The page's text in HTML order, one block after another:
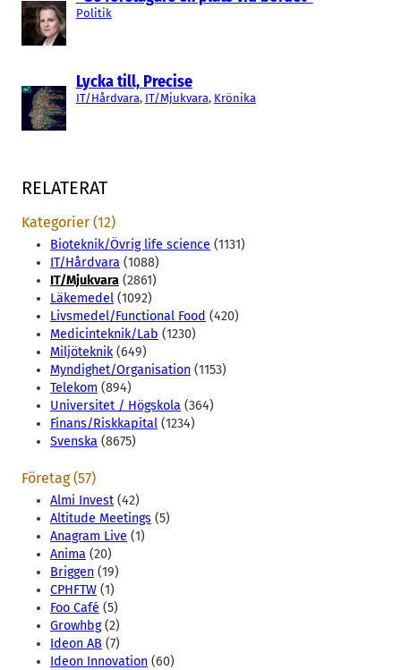
Politik
Lycka till, Precise
IT/Hårdvara, IT/Mjukvara, Krönika
RELATERAT
Kategorier (12)
Bioteknik/Övrig life science (1131)
IT/Hårdvara (1088)
IT/Mjukvara (2861)
Läkemedel (1092)
Livsmedel/Functional Food (420)
Medicinteknik/Lab (1230)
Miljöteknik(649)
Myndighet/Organisation (1153)
Telekom (894)
Universitet / Högskola (364)
Finans/Riskkapital (1234)
Svenska (8675)
Företag (57)
Almi Invest (42)
Altitude Meetings (5)
Anagram Live (1)
Anima (20)
Briggen (19)
CPHFTW (1)
Foo Café (5)
Growhbg(2)
Ideon AB (7)
Ideon Innovation (60)